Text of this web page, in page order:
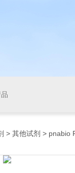
> 其他试剂 > pnabio